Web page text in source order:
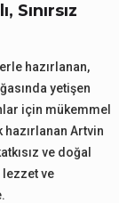
hazırlanan,
yetişen
için mükemmel
hazırlanan Artvin
ve doğal
lezzet ve